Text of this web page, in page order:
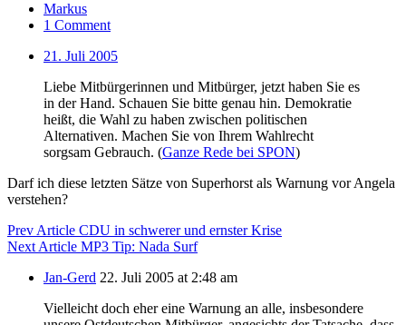
Markus
1 Comment
21. Juli 2005
Liebe Mitbürgerinnen und Mitbürger, jetzt haben Sie es
in der Hand. Schauen Sie bitte genau hin. Demokratie
heißt, die Wahl zu haben zwischen politischen
Alternativen. Machen Sie von Ihrem Wahlrecht
sorgsam Gebrauch. (Ganze Rede bei SPON)
Darf ich diese letzten Sätze von Superhorst als Warnung vor Angela
verstehen?
Prev Article CDU in schwerer und ernster Krise
Next Article MP3 Tip: Nada Surf
Jan-Gerd 22. Juli 2005 at 2:48 am
Vielleicht doch eher eine Warnung an alle, insbesondere